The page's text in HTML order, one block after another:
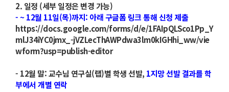
2. 일정 (세부 일정은 변경 가능)
- ~ 12월 11일(목)까지: 아래 구글폼 링크 통해 신청 제출
https://docs.google.com/forms/d/e/1FAIpQLSco1Pp_Y
mlJ34iYC0jmx_-jVZLecThAWPdwa3lm0kIGHhi_ww/vie
wform?usp=publish-editor
- 12월 말: 교수님 연구실(랩)별 학생 선발, 1지망 선발 결과를 학
부에서 개별 연락